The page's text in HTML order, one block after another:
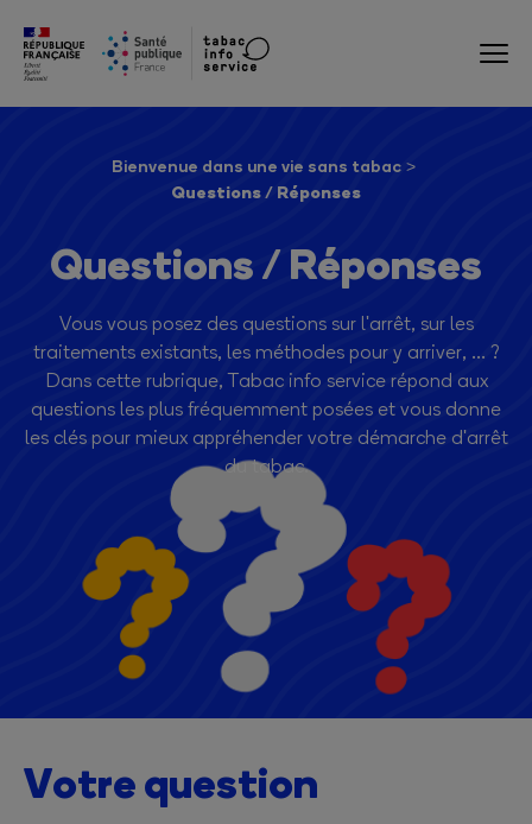
Bienvenue dans une vie sans tabac
Questions / Réponses
Questions / Réponses
Vous vous posez des questions sur l'arrêt, sur les
traitements existants, les méthodes pour y arriver, ... ?
Dans cette rubrique, Tabac info service répond aux
questions les plus fréquemment posées et vous donne
les clés pour mieux appréhender votre démarche d'arrêt
du tabac.
Votre question